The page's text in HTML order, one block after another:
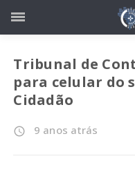
Tribunal de
para celular do
Cidadão
access_time 9 anos atrás